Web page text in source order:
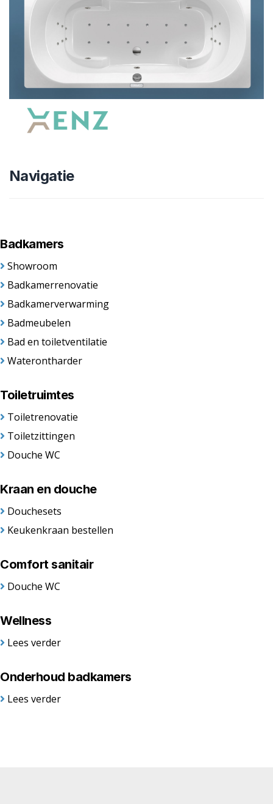
Navigatie
Badkamers
Showroom
Badkamerrenovatie
Badkamerverwarming
Badmeubelen
Bad en toiletventilatie
Waterontharder
Toiletruimtes
Toiletrenovatie
Toiletzittingen
Douche WC
Kraan en douche
Douchesets
Keukenkraan bestellen
Comfort sanitair
Douche WC
Wellness
Lees verder
Onderhoud badkamers
Lees verder